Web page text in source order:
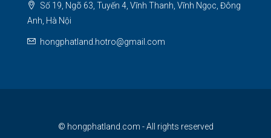
Số 19, Ngõ 63, Tuyến 4, Vĩnh Thanh, Vĩnh Ngọc, Đông
Anh, Hà Nội
hongphatland.hotro@gmail.com
© hongphatland.com - All rights reserved